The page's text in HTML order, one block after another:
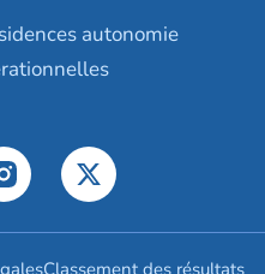
autonomie
Classement des résultats